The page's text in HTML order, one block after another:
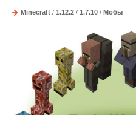
Minecraft / 1.12.2 / 1.7.10 / Мобы